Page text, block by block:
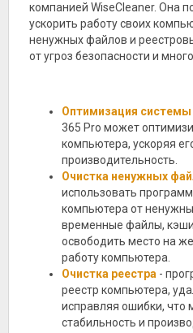
компанией WiseCleaner. Она
ускорить работу своих
ненужных файлов и
от угроз безопасности и
Оптимизация системы
365 Pro может
компьютера, ускоряя
производительность.
Очистка ненужных
использовать
компьютера от
временные файлы,
освободить место на
работу компьютера.
Очистка реестра -
реестр компьютера,
исправляя ошибки, что
стабильность и